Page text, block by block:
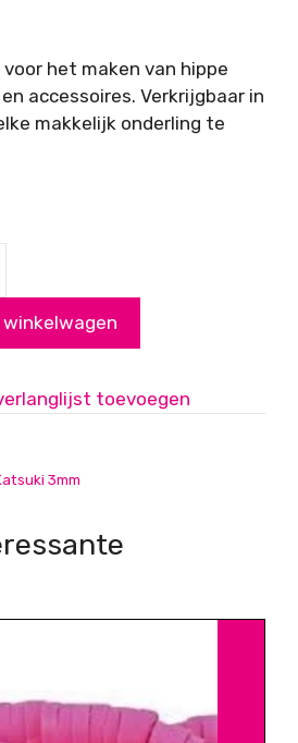
het maken van hippe
accessoires. Verkrijgbaar in
makkelijk onderling te
Kralen,
3mm
aantal
winkelwagen
toevoegen
3mm